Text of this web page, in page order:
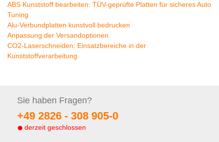
ABS Kunststoff bearbeiten: TÜV-geprüfte Platten für sicheres Auto
Tuning
Alu-Verbundplatten kunstvoll bedrucken
Anpassung der Versandoptionen
CO2-Laserschneiden: Einsatzbereiche in der
Kunststoffverarbeitung
Sie haben Fragen?
+49 2826 - 308 905-0
derzeit geschlossen